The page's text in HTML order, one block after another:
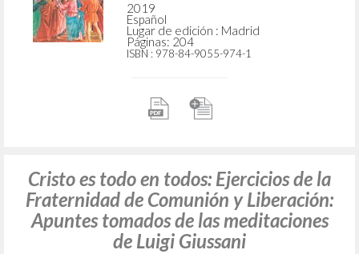
2019
Español
Lugar de edición : Madrid
Páginas: 204
ISBN : 978-84-9055-974-1
Cristo es todo en todos: Ejercicios de la
Fraternidad de Comunión y Liberación:
Apuntes tomados de las meditaciones
de Luigi Giussani